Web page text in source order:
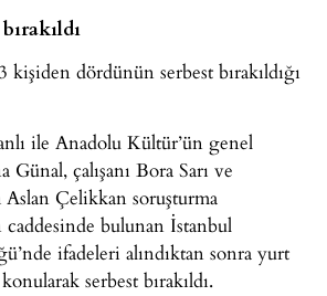
kişiden dördünün serbest bırakıldığı
ile Anadolu Kültür’ün genel
çalışanı Bora Sarı ve
Aslan Çelikkan soruşturma
caddesinde bulunan İstanbul
ifadeleri alındıktan sonra yurt
konularak serbest bırakıldı.